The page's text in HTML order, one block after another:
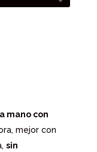
a mano con
mejor con
sin